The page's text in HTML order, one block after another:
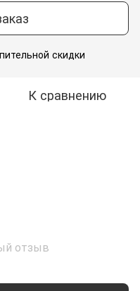
скидки
К сравнению
отзыв